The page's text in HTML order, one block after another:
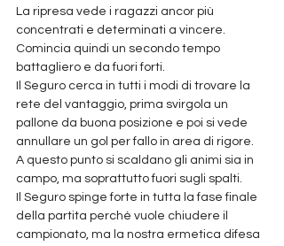
La ripresa vede i ragazzi ancor più
concentrati e determinati a vincere.
Comincia quindi un secondo tempo
battagliero e da fuori forti.
Il Seguro cerca in tutti i modi di trovare la
rete del vantaggio, prima svirgola un
pallone da buona posizione e poi si vede
annullare un gol per fallo in area di rigore.
A questo punto si scaldano gli animi sia in
campo, ma soprattutto fuori sugli spalti.
Il Seguro spinge forte in tutta la fase finale
della partita perché vuole chiudere il
campionato, ma la nostra ermetica difesa